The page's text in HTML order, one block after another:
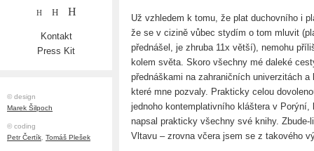
H H H
Kontakt
Press Kit
© design
Marek Šilpoch
© coding
Petr Čertík, Tomáš Plešek
Už vzhledem k tomu, že plat duchovního i
že se v cizině vůbec stydím o tom mluvit
přednášel, je zhruba 11x větší), nemohu
kolem světa. Skoro všechny mé daleké
přednáškami na zahraničních univerzitách
které mne pozvaly. Prakticky celou
jednoho kontemplativního kláštera v
napsal prakticky všechny své knihy.
Vltavu – zrovna včera jsem se z takového